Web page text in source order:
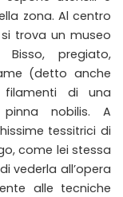
zona. Al centro
trova un museo
pregiato,
(detto anche
di una
nobilis. A
tessitrici di
come lei stessa
vederla all’opera
alle tecniche